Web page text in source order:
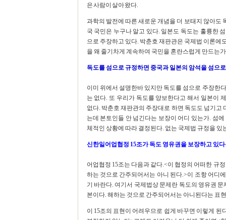
은 사람이 살아 왔다.
과학의 발전에 따른 새로운 개념을 더 보태지 않아도
국 국민은 누구나 알고 있다. 일본도 독도는 훌륭한
으로 주장하고 있다. 박춘호 재판관은 국제법 이론
을 왜 줄기차게 계속하여 국민을 혼란스럽게 만드는
독도를 섬으로 규정하면 중국과 일본의 암석을 섬으
이미 위에서 설명한바 있지만 독도를 섬으로 주장한
는 없다. 또 우리가 독도를 양보한다고 해서 일본이
없다. 박춘호 재판관의 주장대로 하면 독도도 넘기고
는데 본토인들 안 넘긴다는 보장이 어디 있는가. 섬
체적인 상황에 따라 결정된다. 없는 국제법 규정을
신한일어업협정 15조가 독도 영유권을 보장하고 있
어업협정 15조는 다음과 같다.<이 협정의 어떠한 규
하는 것으로 간주되어서는 아니 된다.>이 조항 어디
기 바란다. 여기서 국제법상 문제란 독도의 영유권
본이다. 해하는 것으로 간주되어서는 아니된다는 표
이 15조의 표현이 어려우므로 쉽게 바꾸면 이렇게